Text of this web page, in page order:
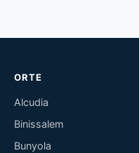
ORTE
Alcudia
Binissalem
Bunyola